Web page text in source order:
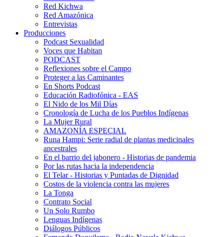
Red Kichwa
Red Amazónica
Entrevistas
Producciones
Podcast Sexualidad
Voces que Habitan
PODCAST
Reflexiones sobre el Campo
Proteger a las Caminantes
En Shorts Podcast
Educación Radiofónica - EAS
El Nido de los Mil Días
Cronología de Lucha de los Pueblos Indígenas
La Mujer Rural
AMAZONÍA ESPECIAL
Runa Hampi: Serie radial de plantas medicinales
ancestrales
En el barrio del jabonero - Historias de pandemia
Por las rutas hacia la independencia
El Telar - Historias y Puntadas de Dignidad
Costos de la violencia contra las mujeres
La Tonga
Contrato Social
Un Solo Rumbo
Lenguas Indígenas
Diálogos Públicos